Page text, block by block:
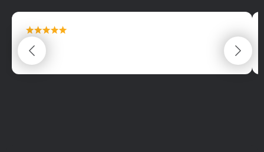
maximální spokojenost
22.06.2025